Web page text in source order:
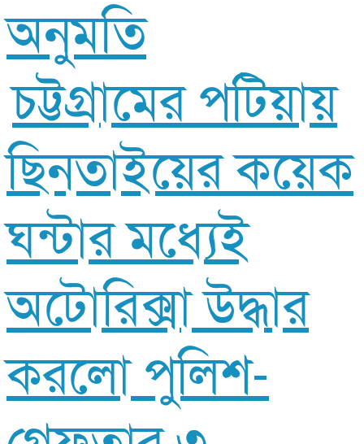
অনুমতি
চট্টগ্রামের পটিয়ায়
ছিনতাইয়ের কয়েক
ঘন্টার মধ্যেই
অটোরিক্সা উদ্ধার
করলো পুলিশ-